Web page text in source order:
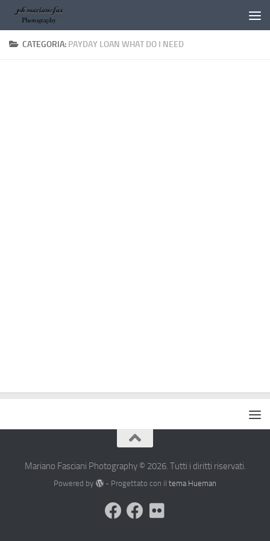
Salta al contenuto
CATEGORIA: PAYDAY LOAN WHAT DO I NEED
Mariano Fasciani Photography © 2026. Tutti i diritti riservati.
Powered by - Progettato con il tema Hueman